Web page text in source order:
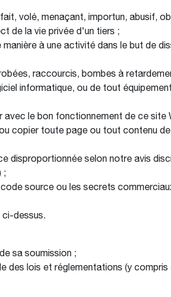
volé, menaçant, importun, abusif,
de la vie privée d'un tiers ;
à une activité dans le but de
raccourcis, bombes à
informatique, ou de tout
le bon fonctionnement de ce site
copier toute page ou tout contenu
disproportionnée selon notre avis
;
source ou les secrets
ci-dessus.
sa soumission ;
des lois et réglementations (y compris